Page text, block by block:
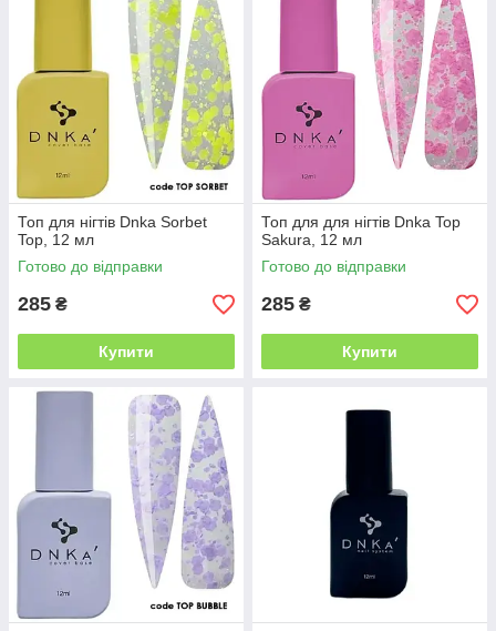
Топ для нігтів Dnka Sorbet
Top, 12 мл
Готово до відправки
285 ₴
Купити
Топ для для нігтів Dnka Top
Sakura, 12 мл
Готово до відправки
285 ₴
Купити